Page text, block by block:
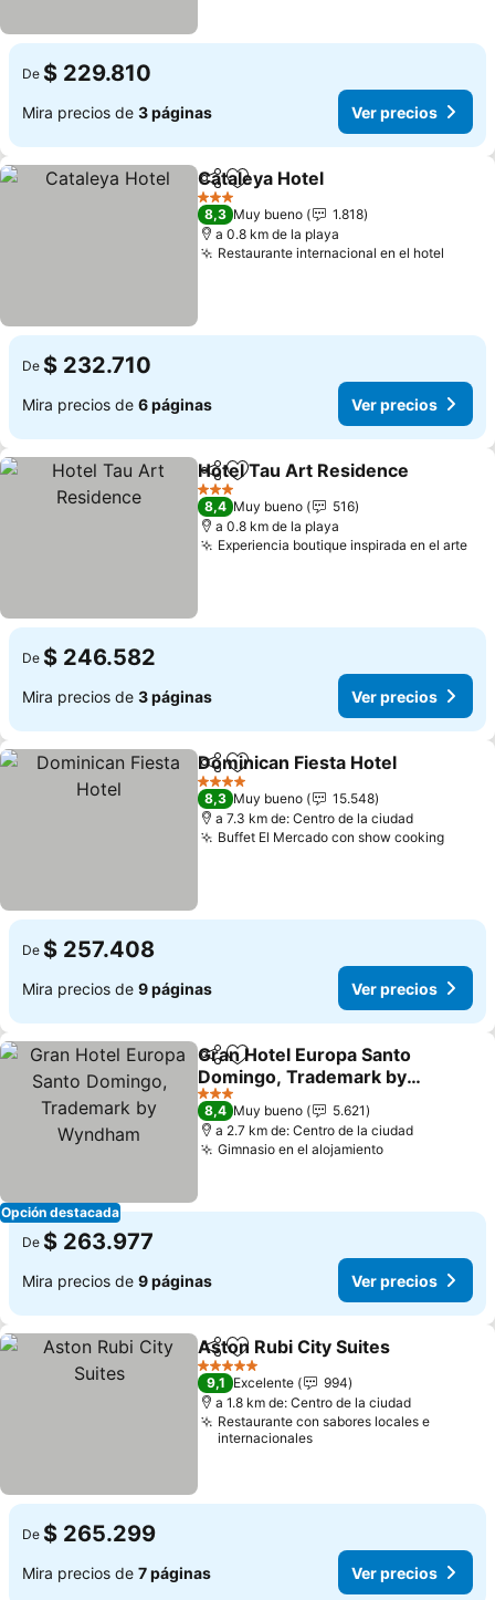
De $ 229.810
Mira precios de 3 páginas Ver precios
CompartirAgregar a favoritos
Cataleya Hotel
3 Estrellas
8,3 Muy bueno
1.818
a 0.8 km de la playa
Restaurante internacional en el hotel
De $ 232.710
Mira precios de 6 páginas Ver precios
CompartirAgregar a favoritos
Hotel Tau Art Residence
3 Estrellas
8,4 Muy bueno
516
a 0.8 km de la playa
Experiencia boutique inspirada en el arte
De $ 246.582
Mira precios de 3 páginas Ver precios
CompartirAgregar a favoritos
Dominican Fiesta Hotel
4 Estrellas
8,3 Muy bueno
15.548
a 7.3 km de: Centro de la ciudad
Buffet El Mercado con show cookingVer
De $ 257.408
Mira precios de 9 páginas Ver precios
Opción destacada
CompartirAgregar a favoritos
Gran Hotel Europa Santo
Domingo, Trademark by
Wyndham
Ver precios
3 Estrellas
8,4 Muy bueno
5.621
a 2.7 km de: Centro de la ciudad
Gimnasio en el alojamientoVer precios
De $ 263.977
Mira precios de 9 páginas Ver precios
CompartirAgregar a favoritos
Aston Rubi City Suites
5 Estrellas
9,1 Excelente
994
a 1.8 km de: Centro de la ciudad
Restaurante con sabores locales e
internacionales
De $ 265.299
Mira precios de 7 páginas Ver precios